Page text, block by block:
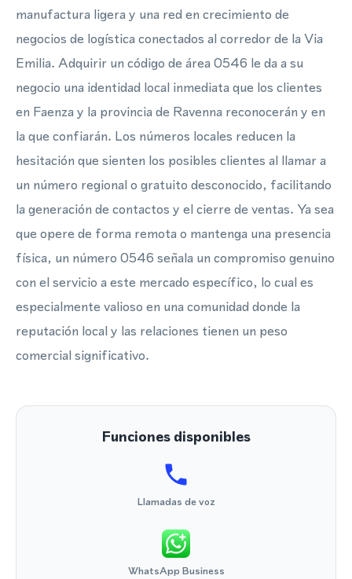
manufactura ligera y una red en crecimiento de
negocios de logística conectados al corredor de la Via
Emilia. Adquirir un código de área 0546 le da a su
negocio una identidad local inmediata que los clientes
en Faenza y la provincia de Ravenna reconocerán y en
la que confiarán. Los números locales reducen la
hesitación que sienten los posibles clientes al llamar a
un número regional o gratuito desconocido, facilitando
la generación de contactos y el cierre de ventas. Ya sea
que opere de forma remota o mantenga una presencia
física, un número 0546 señala un compromiso genuino
con el servicio a este mercado específico, lo cual es
especialmente valioso en una comunidad donde la
reputación local y las relaciones tienen un peso
comercial significativo.
Funciones disponibles
Llamadas de voz
WhatsApp Business